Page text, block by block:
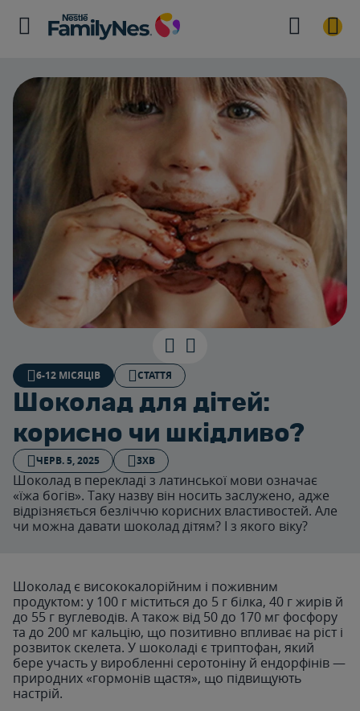
6-12 МІСЯЦІВ СТАТТЯ
Шоколад для дітей:
корисно чи шкідливо?
ЧЕРВ. 5, 2025 3ХВ
Шоколад в перекладі з латинської мови означає
«їжа богів». Таку назву він носить заслужено, адже
відрізняється безліччю корисних властивостей. Але
чи можна давати шоколад дітям? І з якого віку?
Шоколад є висококалорійним і поживним
продуктом: у 100 г міститься до 5 г білка, 40 г жирів й
до 55 г вуглеводів. А також від 50 до 170 мг фосфору
та до 200 мг кальцію, що позитивно впливає на ріст і
розвиток скелета. У шоколаді є триптофан, який
бере участь у виробленні серотоніну й ендорфінів —
природних «гормонів щастя», що підвищують
настрій.